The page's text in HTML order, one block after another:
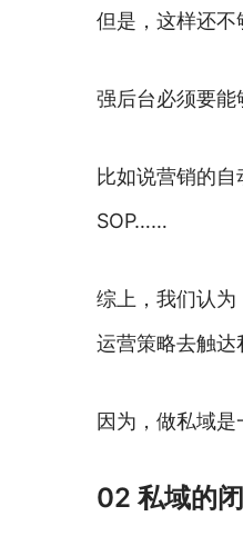
但是，这样还不
强后台必须要能
比如说营销的
SOP……
综上，我们认
运营策略去触达
因为，做私域
02 私域的